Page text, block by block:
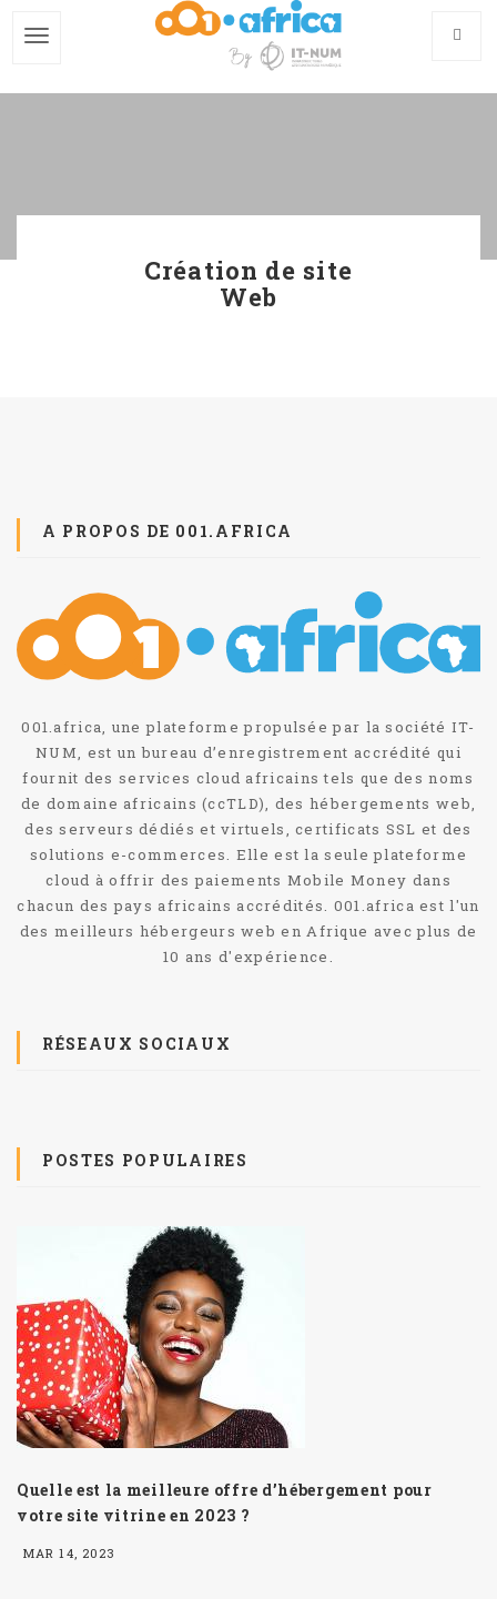
Création de site
Web
A PROPOS DE 001.AFRICA
001.africa, une plateforme propulsée par la société IT-
NUM, est un bureau d’enregistrement accrédité qui
fournit des services cloud africains tels que des noms
de domaine africains (ccTLD), des hébergements web,
des serveurs dédiés et virtuels, certificats SSL et des
solutions e-commerces. Elle est la seule plateforme
cloud à offrir des paiements Mobile Money dans
chacun des pays africains accrédités. 001.africa est l'un
des meilleurs hébergeurs web en Afrique avec plus de
10 ans d'expérience.
RÉSEAUX SOCIAUX
POSTES POPULAIRES
Quelle est la meilleure offre d’hébergement pour
votre site vitrine en 2023 ?
MAR 14, 2023